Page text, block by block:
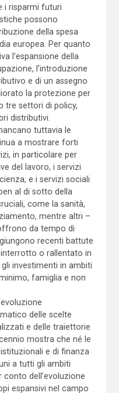
i risparmi futuri
possono
della spesa
europea. Per quanto
l’espansione della
l’introduzione
e di un assegno
la protezione per
tre settori di policy,
distributivi.
tuttavia le
a mostrare forti
in particolare per
del lavoro, i servizi
e i servizi sociali
al di sotto della
come la sanità,
mentre altri –
da tempo di
recenti battute
interrotto o rallentato in
investimenti in ambiti
famiglia e non
delle scelte
e delle traiettorie
mostra che né le
e di finanza
a tutti gli ambiti
dell’evoluzione
espansivi nel campo